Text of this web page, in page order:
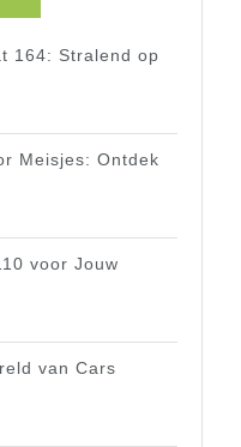
164: Stralend op
Meisjes: Ontdek
voor Jouw
van Cars